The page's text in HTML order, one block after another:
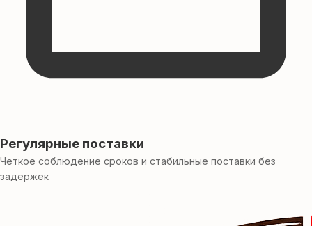
Регулярные поставки
Четкое соблюдение сроков и стабильные поставки без
задержек